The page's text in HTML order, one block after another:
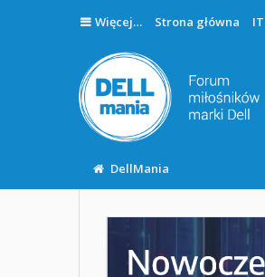
Więcej… Strona główna
DellMania